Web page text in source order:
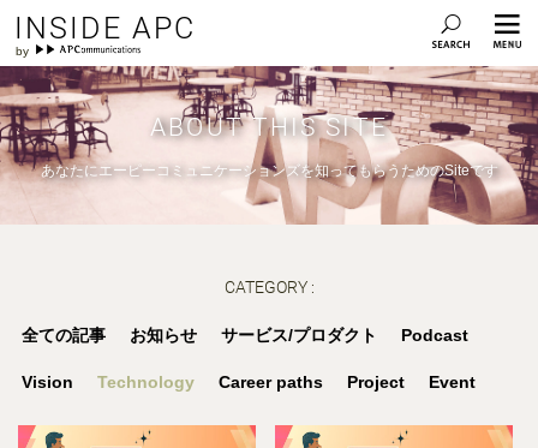
INSIDE APC
ABOUT THIS SITE
あなたにエーピーコミュニケーションズを知ってもらうためのSiteです
CATEGORY :
全ての記事 お知らせ サービス/プロダクト Podcast
Vision Technology Career paths Project Event